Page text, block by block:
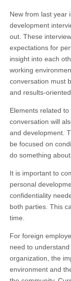
New from last year
development
out. These
expectations for
insight into each
working
conversation must
and results-
Elements related
conversation will
and development.
be focused on
do something
It is important to
personal
confidentiality
both parties. This
time.
For foreign
need to
organization, the
environment and